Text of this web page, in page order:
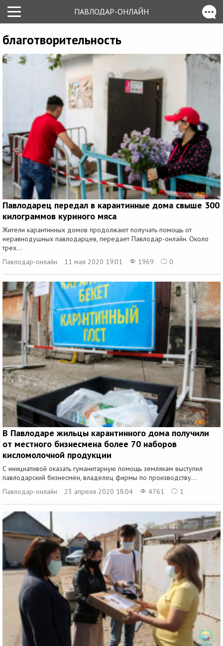
ПАВЛОДАР-ОНЛАЙН
благотворительность
Павлодарец передал в карантинные дома свыше 300
килограммов куриного мяса
Жители карантинных домов продолжают получать помощь от
неравнодушных павлодарцев, передает Павлодар-онлайн. Около
трех...
Павлодар-онлайн
11 мая 2020 19:01 1969 0
В Павлодаре жильцы карантинного дома получили
от местного бизнесмена более 70 наборов
кисломолочной продукции
С инициативой оказать гуманитарную помощь землякам выступил
павлодарский бизнесмен, владелец фирмы по производству...
Павлодар-онлайн
23 апреля 2020 18:04 4761 1